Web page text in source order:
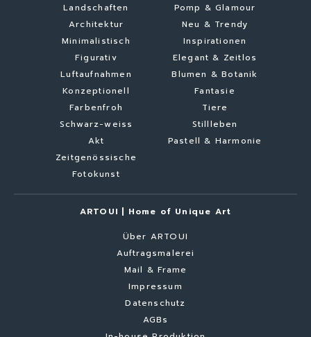
Landschaften
Architektur
Minimalistisch
Figurativ
Luftaufnahmen
Konzeptionell
Farbenfroh
Schwarz-weiss
Akt
Zeitgenössische
Fotokunst
Pomp & Glamour
Neu & Trendy
Inspirationen
Elegant & Zeitlos
Blumen & Botanik
Fantasie
Tiere
Stillleben
Pastell & Harmonie
ARTOUI | Home of Unique Art
Über ARTOUI
Auftragsmalerei
Mail & Frame
Impressum
Datenschutz
AGBs